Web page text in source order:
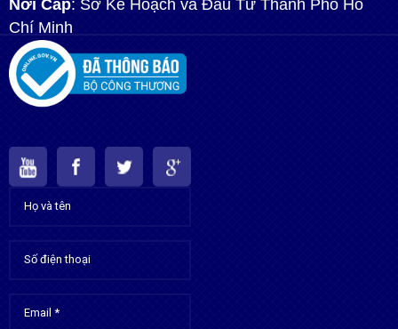
Nơi Cấp: Sở Kế Hoạch và Đầu Tư Thành Phố Hồ
Chí Minh